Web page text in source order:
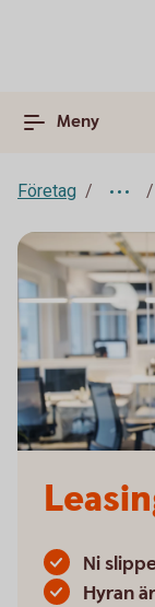
Meny
Företag
Ni
Hyran